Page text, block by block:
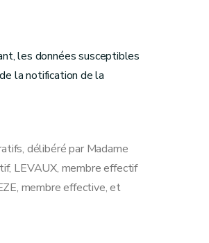
les données susceptibles
la notification de la
délibéré par Madame
LEVAUX, membre effectif
membre effective, et